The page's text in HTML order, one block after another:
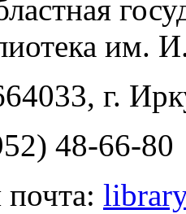
им.
г.
48-66-80